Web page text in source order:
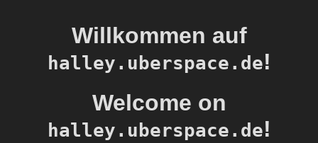
Willkommen auf
halley.uberspace.de!
Welcome on
halley.uberspace.de!